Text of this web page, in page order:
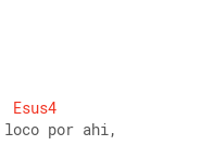
Esus4
loco por ahi,